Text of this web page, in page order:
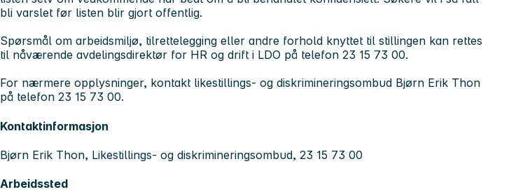
bli varslet før listen blir gjort offentlig.
Spørsmål om arbeidsmiljø, tilrettelegging eller andre forhold knyttet til stillingen kan rettes
til nåværende avdelingsdirektør for HR og drift i LDO på telefon 23 15 73 00.
For nærmere opplysninger, kontakt likestillings- og diskrimineringsombud Bjørn Erik Thon
på telefon 23 15 73 00.
Kontaktinformasjon
Bjørn Erik Thon, Likestillings- og diskrimineringsombud, 23 15 73 00
Arbeidssted